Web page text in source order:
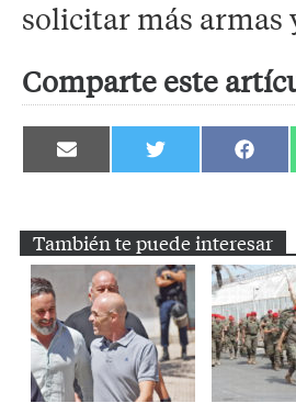
solicitar más armas
Comparte este
Compartir
en
Compartir
en en
También te puede interesar